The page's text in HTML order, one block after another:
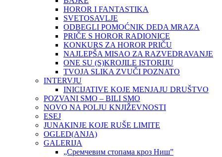
HOROR I FANTASTIKA
SVETOSAVLJE
ODBEGLI POMOĆNIK DEDA MRAZA
PRIČE S HOROR RADIONICE
KONKURS ZA HOROR PRIČU
NAJLEPŠA MISAO ZA RAZVEDRAVANJE
ONE SU (S)KROJILE ISTORIJU
TVOJA SLIKA ZVUČI POZNATO
INTERVJU
INICIJATIVE KOJE MENJAJU DRUŠTVO
POZVANI SMO – BILI SMO
NOVO NA POLJU KNJIŽEVNOSTI
ESEJ
JUNAKINJE KOJE RUŠE LIMITE
OGLED(ANJA)
GALERIJA
„Сремчевим стопама кроз Ниш”